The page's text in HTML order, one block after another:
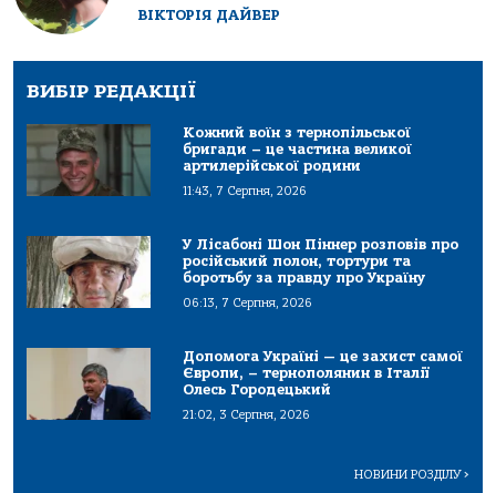
ВІКТОРІЯ ДАЙВЕР
ВИБІР РЕДАКЦІЇ
Кожний воїн з тернопільської
бригади – це частина великої
артилерійської родини
11:43, 7 Серпня, 2026
У Лісабоні Шон Піннер розповів про
російський полон, тортури та
боротьбу за правду про Україну
06:13, 7 Серпня, 2026
Допомога Україні — це захист самої
Європи, – тернополянин в Італії
Олесь Городецький
21:02, 3 Серпня, 2026
НОВИНИ РОЗДІЛУ>